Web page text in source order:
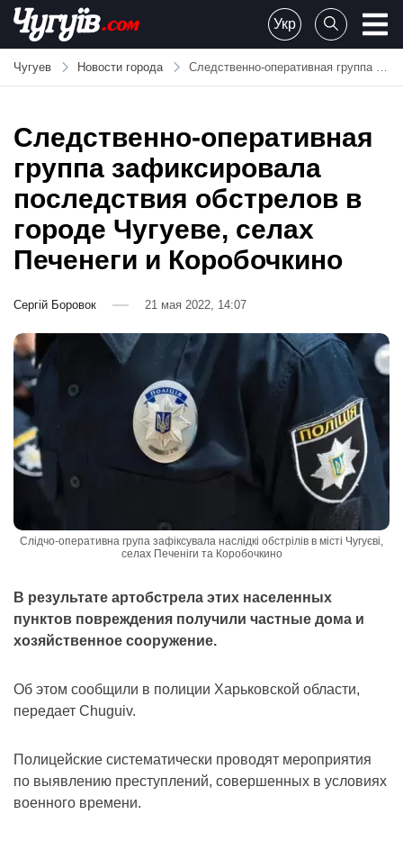
Skip
content
Chuguiv
Укр
Чугуев Новости города Следственно-оперативная группа зафиксировала последствия обстрелов в городе Чугуеве, селах Печенеги и Коробочкино
Следственно-оперативная
группа зафиксировала
последствия обстрелов в
городе Чугуеве, селах
Печенеги и Коробочкино
Сергій Боровок 21 мая 2022, 14:07
Слідчо-оперативна група зафіксувала наслідкі обстрілів в місті Чугуєві,
селах Печеніги та Коробочкино
В результате артобстрела этих населенных
пунктов повреждения получили частные дома и
хозяйственное сооружение.
Об этом сообщили в полиции Харьковской области,
передает Chuguiv.
Полицейские систематически проводят мероприятия
по выявлению преступлений, совершенных в условиях
военного времени.